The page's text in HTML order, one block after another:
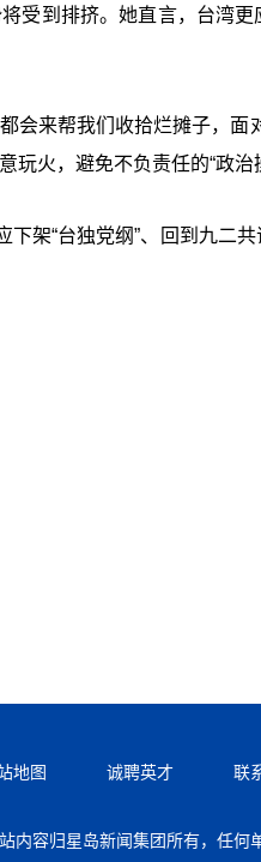
受到排挤。她直言，台湾更
会来帮我们收拾烂摊子，面
火，避免不负责任的“政治
下架“台独党纲”、回到九二
地图 诚聘英才 联
内容归星岛新闻集团所有，任何